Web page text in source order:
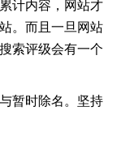
计内容，网站才
。而且一旦网站
索评级会有一个
暂时除名。坚持